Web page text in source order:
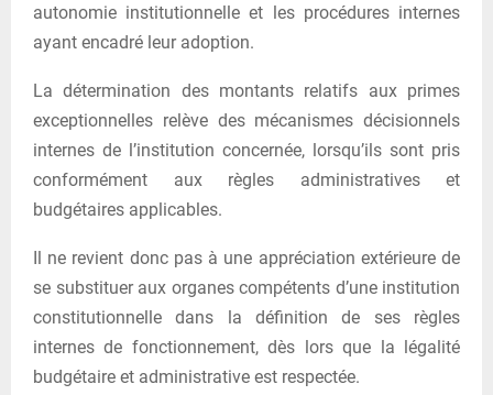
autonomie institutionnelle et les procédures internes
ayant encadré leur adoption.
La détermination des montants relatifs aux primes
exceptionnelles relève des mécanismes décisionnels
internes de l’institution concernée, lorsqu’ils sont pris
conformément aux règles administratives et
budgétaires applicables.
Il ne revient donc pas à une appréciation extérieure de
se substituer aux organes compétents d’une institution
constitutionnelle dans la définition de ses règles
internes de fonctionnement, dès lors que la légalité
budgétaire et administrative est respectée.